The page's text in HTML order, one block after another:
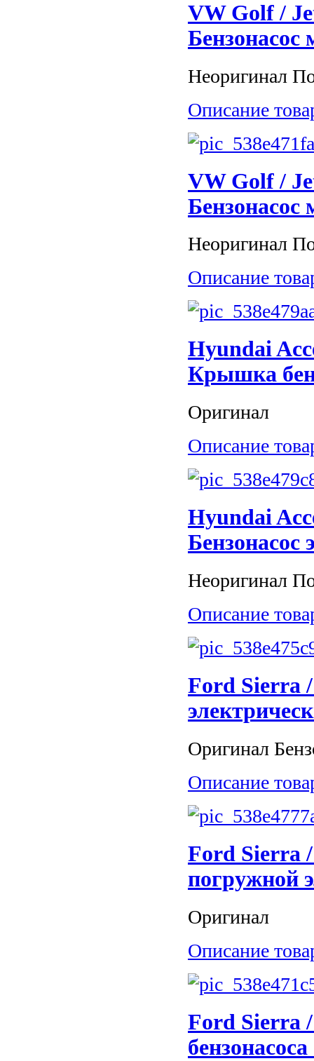
VW Golf /
Бензонасос
Неоригинал
Описание
VW Golf /
Бензонасос
Неоригинал
Описание
Hyundai
Крышка
Оригинал
Описание
Hyundai
Бензонасос
Неоригинал
Описание
Ford Sierra
Оригинал
Описание
Ford Sierra
погружной
Оригинал
Описание
Ford Sierra